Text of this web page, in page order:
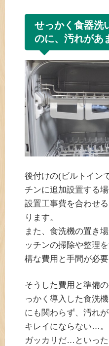
せっかく食器洗
のに、汚れがあ
後付けの(ビルトイン
チンに追加設置する
設置工事費を合わせ
ります。
また、食洗機の置き
ッチンの掃除や整理
構な費用と手間が必要
そうした費用と準備
っかく導入した食洗機
にも関わらず、汚れ
キレイにならない…。
ガッカリだ…といった